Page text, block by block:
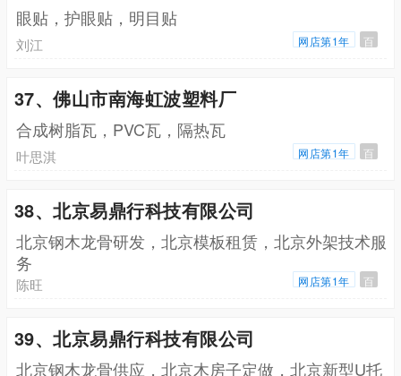
眼贴，护眼贴，明目贴
刘江 网店第1年 百
37、佛山市南海虹波塑料厂
合成树脂瓦，PVC瓦，隔热瓦
叶思淇 网店第1年 百
38、北京易鼎行科技有限公司
北京钢木龙骨研发，北京模板租赁，北京外架技术服
务
陈旺 网店第1年 百
39、北京易鼎行科技有限公司
北京钢木龙骨供应，北京木房子定做，北京新型U托